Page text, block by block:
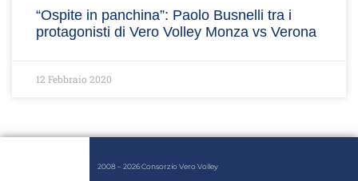
“Ospite in panchina”: Paolo Busnelli tra i
protagonisti di Vero Volley Monza vs Verona
12 Febbraio 2020
2008 – 2026 Consorzio Vero Volley